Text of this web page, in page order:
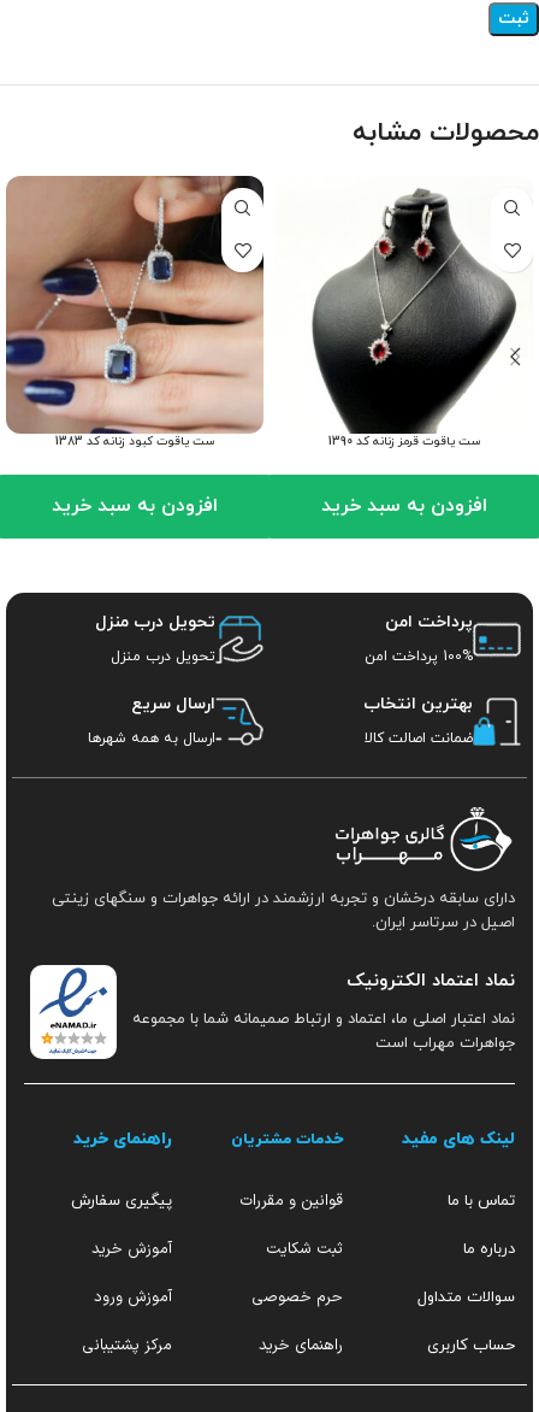
محصولات مشابه
ست یاقوت قرمز زنانه کد 1390
افزودن به سبد خرید
ست یاقوت کبود زنانه کد 1383
افزودن به سبد خرید
پرداخت امن
100% پرداخت امن
تحویل درب منزل
تحویل درب منزل
بهترین انتخاب
ضمانت اصالت کالا
ارسال سریع
ارسال به همه شهرها
دارای سابقه درخشان و تجربه ارزشمند در ارائه جواهرات و سنگهای زینتی
اصیل در سرتاسر ایران.
نماد اعتماد الکترونیک
نماد اعتبار اصلی ما، اعتماد و ارتباط صمیمانه شما با مجموعه
جواهرات مهراب است
لینک های مفید
تماس با ما
درباره ما
سوالات متداول
حساب کاربری
خدمات مشتریان
قوانین و مقررات
ثبت شکایت
حرم خصوصی
راهنمای خرید
راهنمای خرید
پیگیری سفارش
آموزش خرید
آموزش ورود
مرکز پشتیبانی